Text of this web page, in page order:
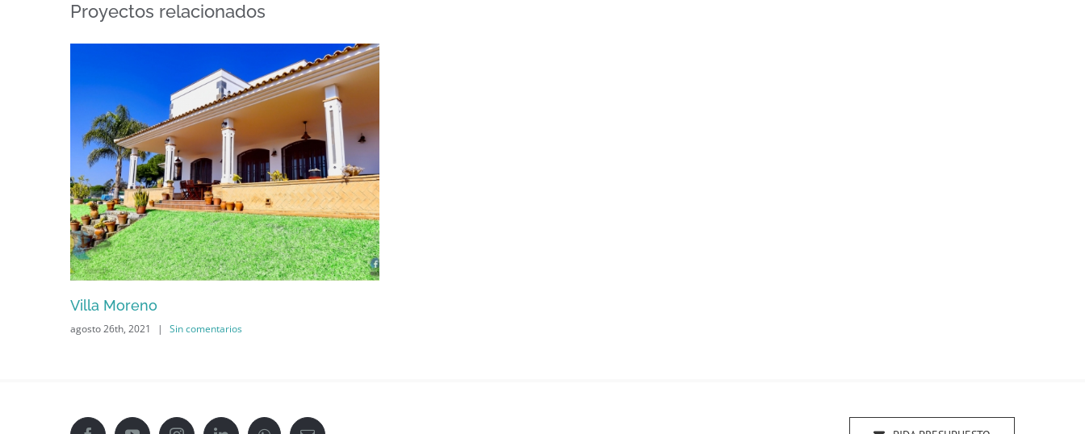
Proyectos relacionados
Villa Moreno
agosto 26th, 2021 | Sin comentarios